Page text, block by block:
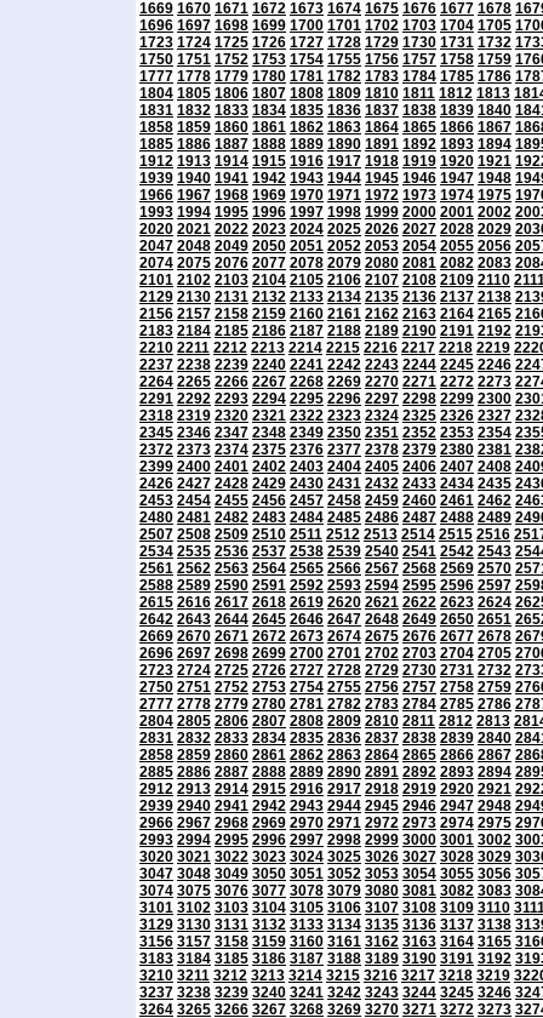
1669 1670 1671 1672 1673 1674 1675 1676 1677 1678
1696 1697 1698 1699 1700 1701 1702 1703 1704 1705
1723 1724 1725 1726 1727 1728 1729 1730 1731 1732
1750 1751 1752 1753 1754 1755 1756 1757 1758 1759
1777 1778 1779 1780 1781 1782 1783 1784 1785 1786
1804 1805 1806 1807 1808 1809 1810 1811 1812 1813
1831 1832 1833 1834 1835 1836 1837 1838 1839 1840
1858 1859 1860 1861 1862 1863 1864 1865 1866 1867
1885 1886 1887 1888 1889 1890 1891 1892 1893 1894
1912 1913 1914 1915 1916 1917 1918 1919 1920 1921
1939 1940 1941 1942 1943 1944 1945 1946 1947 1948
1966 1967 1968 1969 1970 1971 1972 1973 1974 1975
1993 1994 1995 1996 1997 1998 1999 2000 2001 2002
2020 2021 2022 2023 2024 2025 2026 2027 2028 2029
2047 2048 2049 2050 2051 2052 2053 2054 2055 2056
2074 2075 2076 2077 2078 2079 2080 2081 2082 2083
2101 2102 2103 2104 2105 2106 2107 2108 2109 2110
2129 2130 2131 2132 2133 2134 2135 2136 2137 2138
2156 2157 2158 2159 2160 2161 2162 2163 2164 2165
2183 2184 2185 2186 2187 2188 2189 2190 2191 2192
2210 2211 2212 2213 2214 2215 2216 2217 2218 2219
2237 2238 2239 2240 2241 2242 2243 2244 2245 2246
2264 2265 2266 2267 2268 2269 2270 2271 2272 2273
2291 2292 2293 2294 2295 2296 2297 2298 2299 2300
2318 2319 2320 2321 2322 2323 2324 2325 2326 2327
2345 2346 2347 2348 2349 2350 2351 2352 2353 2354
2372 2373 2374 2375 2376 2377 2378 2379 2380 2381
2399 2400 2401 2402 2403 2404 2405 2406 2407 2408
2426 2427 2428 2429 2430 2431 2432 2433 2434 2435
2453 2454 2455 2456 2457 2458 2459 2460 2461 2462
2480 2481 2482 2483 2484 2485 2486 2487 2488 2489
2507 2508 2509 2510 2511 2512 2513 2514 2515 2516
2534 2535 2536 2537 2538 2539 2540 2541 2542 2543
2561 2562 2563 2564 2565 2566 2567 2568 2569 2570
2588 2589 2590 2591 2592 2593 2594 2595 2596 2597
2615 2616 2617 2618 2619 2620 2621 2622 2623 2624
2642 2643 2644 2645 2646 2647 2648 2649 2650 2651
2669 2670 2671 2672 2673 2674 2675 2676 2677 2678
2696 2697 2698 2699 2700 2701 2702 2703 2704 2705
2723 2724 2725 2726 2727 2728 2729 2730 2731 2732
2750 2751 2752 2753 2754 2755 2756 2757 2758 2759
2777 2778 2779 2780 2781 2782 2783 2784 2785 2786
2804 2805 2806 2807 2808 2809 2810 2811 2812 2813
2831 2832 2833 2834 2835 2836 2837 2838 2839 2840
2858 2859 2860 2861 2862 2863 2864 2865 2866 2867
2885 2886 2887 2888 2889 2890 2891 2892 2893 2894
2912 2913 2914 2915 2916 2917 2918 2919 2920 2921
2939 2940 2941 2942 2943 2944 2945 2946 2947 2948
2966 2967 2968 2969 2970 2971 2972 2973 2974 2975
2993 2994 2995 2996 2997 2998 2999 3000 3001 3002
3020 3021 3022 3023 3024 3025 3026 3027 3028 3029
3047 3048 3049 3050 3051 3052 3053 3054 3055 3056
3074 3075 3076 3077 3078 3079 3080 3081 3082 3083
3101 3102 3103 3104 3105 3106 3107 3108 3109 3110
3129 3130 3131 3132 3133 3134 3135 3136 3137 3138
3156 3157 3158 3159 3160 3161 3162 3163 3164 3165
3183 3184 3185 3186 3187 3188 3189 3190 3191 3192
3210 3211 3212 3213 3214 3215 3216 3217 3218 3219
3237 3238 3239 3240 3241 3242 3243 3244 3245 3246
3264 3265 3266 3267 3268 3269 3270 3271 3272 3273